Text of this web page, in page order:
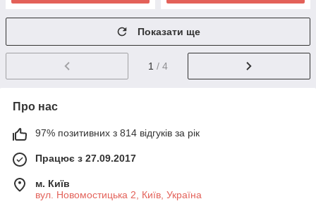
Показати ще
1 / 4
Про нас
97% позитивних з 814 відгуків за рік
Працює з 27.09.2017
м. Київ
вул. Новомостицька 2, Київ, Україна